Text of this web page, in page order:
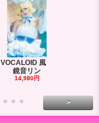
VOCALOID 風
鏡音リン
14,980円
>